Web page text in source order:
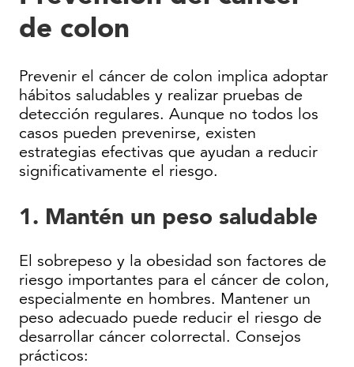
de colon
Prevenir el cáncer de colon implica adoptar
hábitos saludables y realizar pruebas de
detección regulares. Aunque no todos los
casos pueden prevenirse, existen
estrategias efectivas que ayudan a reducir
significativamente el riesgo.
1. Mantén un peso saludable
El sobrepeso y la obesidad son factores de
riesgo importantes para el cáncer de colon,
especialmente en hombres. Mantener un
peso adecuado puede reducir el riesgo de
desarrollar cáncer colorrectal. Consejos
prácticos: